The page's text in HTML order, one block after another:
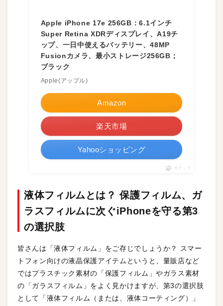
Apple iPhone 17e 256GB：6.1インチ
Super Retina XDRディスプレイ、A19チ
ップ、一日中使えるバッテリー、48MP
Fusionカメラ、最小ストレージ256GB；
ブラック
Apple(アップル)
Amazon
楽天市場
Yahooショッピング
ポチップ
液体フィルムとは？ 保護フィルム、ガ
ラスフィルムに次ぐiPhoneを守る第3
の選択肢
皆さんは「液体フィルム」をご存じでしょうか？ スマー
トフォン向けの液晶保護アイテムというと、量販店など
ではプラスチック素材の「保護フィルム」やガラス素材
の「ガラスフィルム」をよく見かけますが、第3の選択肢
として「液体フィルム（または、液体コーティング）」